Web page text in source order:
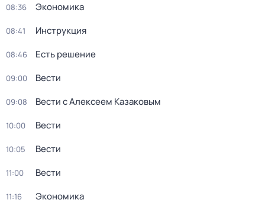
08:36 Экономика
08:41 Инструкция
08:46 Есть решение
09:00 Вести
09:08 Вести с Алексеем Казаковым
10:00 Вести
10:05 Вести
11:00 Вести
11:16 Экономика